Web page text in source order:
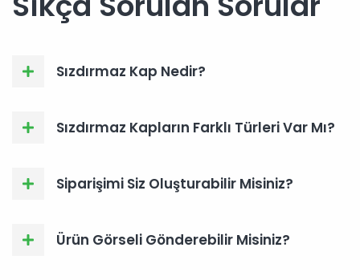
Sızdırmaz Kap Nedir?
Sızdırmaz Kapların Farklı Türleri Var Mı?
Siparişimi Siz Oluşturabilir Misiniz?
Ürün Görseli Gönderebilir Misiniz?